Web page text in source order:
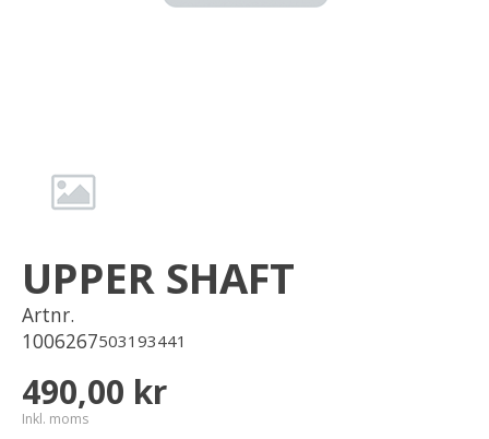
UPPER SHAFT
Artnr.
1006267503193441
490,00 kr
Inkl. moms